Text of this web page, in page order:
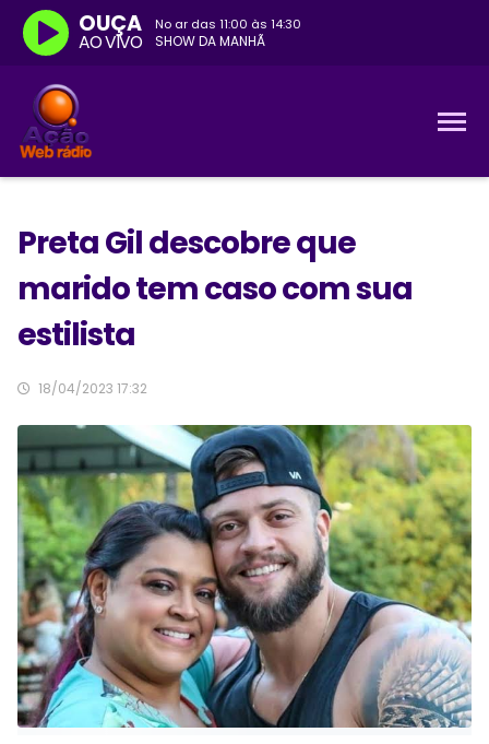
No ar das 11:00 às 14:30
SHOW DA MANHÃ
OUÇA
AO VIVO
Preta Gil descobre que
marido tem caso com sua
estilista
18/04/2023 17:32